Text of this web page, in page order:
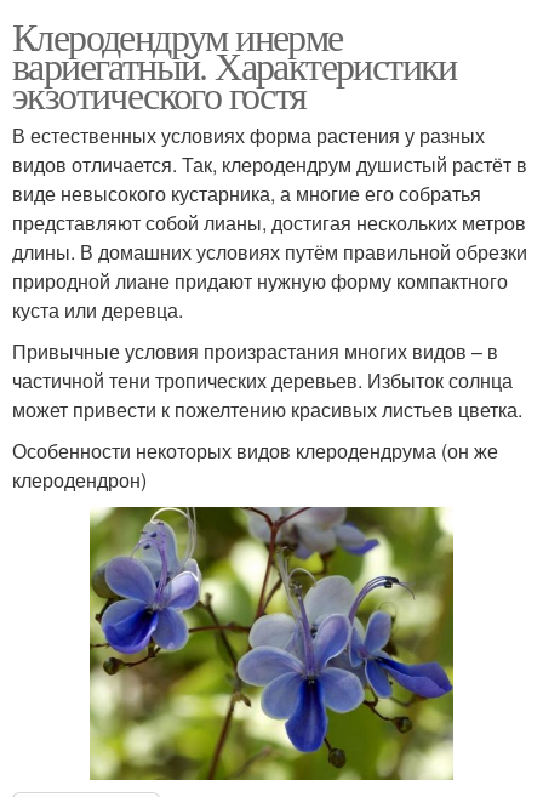
Клеродендрум инерме
вариегатный. Характеристики
экзотического гостя
В естественных условиях форма растения у разных
видов отличается. Так, клеродендрум душистый растёт в
виде невысокого кустарника, а многие его собратья
представляют собой лианы, достигая нескольких метров
длины. В домашних условиях путём правильной обрезки
природной лиане придают нужную форму компактного
куста или деревца.
Привычные условия произрастания многих видов – в
частичной тени тропических деревьев. Избыток солнца
может привести к пожелтению красивых листьев цветка.
Особенности некоторых видов клеродендрума (он же
клеродендрон)